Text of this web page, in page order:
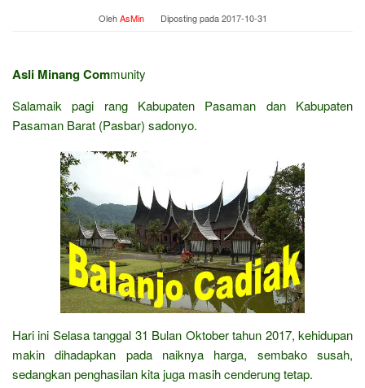
OlehAsMin Diposting pada2017-10-31
Asli Minang Community
Salamaik pagi rang Kabupaten Pasaman dan Kabupaten
Pasaman Barat (Pasbar) sadonyo.
Hari ini Selasa tanggal 31 Bulan Oktober tahun 2017, kehidupan
makin dihadapkan pada naiknya harga, sembako susah,
sedangkan penghasilan kita juga masih cenderung tetap.